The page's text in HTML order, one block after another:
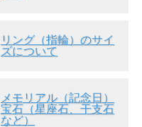
リング（指輪）のサイ
ズについて
メモリアル（記念日）
宝石（星座石、干支石
など）